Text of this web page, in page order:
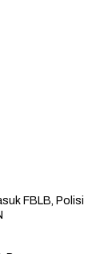
FBLB, Polisi